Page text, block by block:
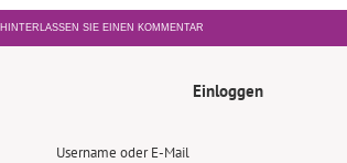
HINTERLASSEN SIE EINEN KOMMENTAR
Einloggen
Username oder E-Mail